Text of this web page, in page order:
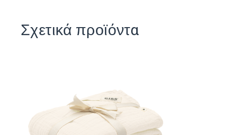
Σχετικά προϊόντα